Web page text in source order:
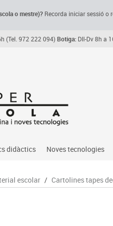
o mestre)? Recorda iniciar sessió o
(Tel. 972 222 094)Botiga: Dll-Dv 8h a
didàctics
edats
Noves tecnologies
Audio
escolar / Cartolines tapes